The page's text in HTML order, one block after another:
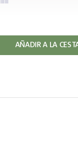
AÑADIR A LA